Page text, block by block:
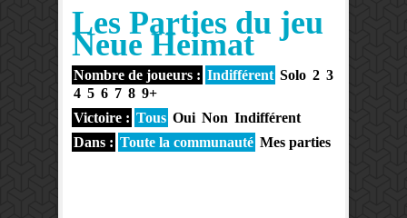
Les Parties du jeu
Neue Heimat
Nombre de joueurs : Indifférent Solo 2 3
4 5 6 7 8 9+
Victoire : Tous Oui Non Indifférent
Dans : Toute la communauté Mes parties